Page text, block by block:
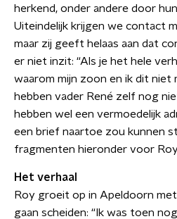
herkend, onder andere door
Uiteindelijk krijgen we contact
maar zij geeft helaas aan dat
er niet inzit: “Als je het hele
waarom mijn zoon en ik dit niet
hebben vader René zelf nog
hebben wel een vermoedelijk
een brief naartoe zou kunnen
fragmenten hieronder voor
Het verhaal
Roy groeit op in Apeldoorn
gaan scheiden: “Ik was toen